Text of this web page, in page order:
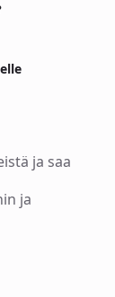
ja saa
ja